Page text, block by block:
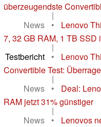
überzeugendste
|
News
•
Lenovo
7, 32 GB RAM, 1 TB SSD
|
Testbericht
•
Lenovo
Convertible Test:
|
News
•
Deal:
RAM jetzt 31% günstiger
|
News
•
Lenovos